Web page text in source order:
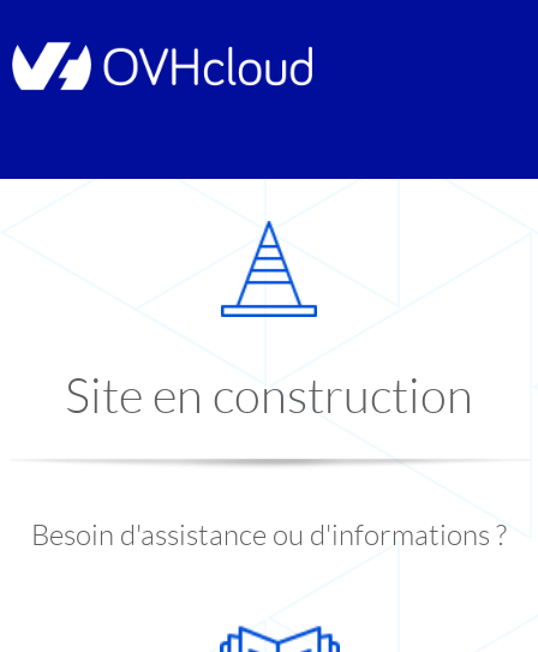
Site en construction
Besoin d'assistance ou d'informations ?